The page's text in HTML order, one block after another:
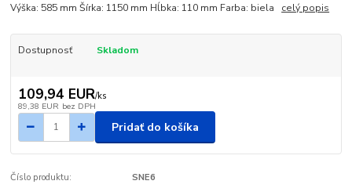
Výška: 585 mm Šírka: 1150 mm Hĺbka: 110 mm Farba: biela celý popis
Dostupnosť Skladom
109,94 EUR/ks
89,38 EUR bez DPH
Pridať do košíka
Číslo produktu: SNE6